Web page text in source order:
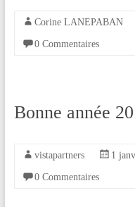
Corine LANEPABAN
0 Commentaires
Bonne année
vistapartners 1
0 Commentaires